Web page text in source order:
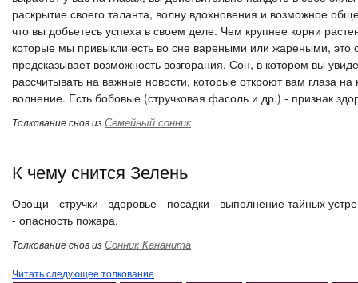
раскрытие своего таланта, волну вдохновения и возможное
что вы добьетесь успеха в своем деле. Чем крупнее корни
которые мы привыкли есть во сне вареными или жареными, это
предсказывает возможность возгорания. Сон, в котором вы
рассчитывать на важные новости, которые откроют вам глаза
волнение. Есть бобовые (стручковая фасоль и др.) - признак
Толкование снов изСемейный сонник
К чему снится Зелень
Овощи - стручки - здоровье - посадки - выполнение тайных
- опасность пожара.
Толкование снов изСонник Кананита
Читать следующее толкование